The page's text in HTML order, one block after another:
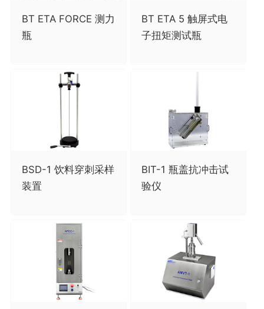
BT ETA FORCE 测力
瓶
BT ETA 5 触屏式电
子扭矩测试瓶
BSD-1 饮料穿刺采样
装置
BIT-1 瓶盖抗冲击试
验仪